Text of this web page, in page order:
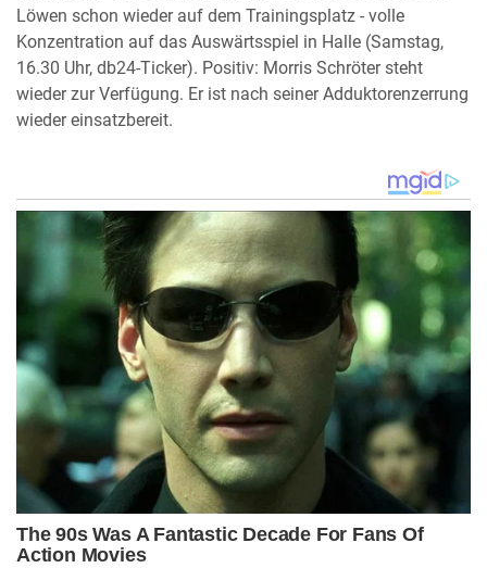
Löwen schon wieder auf dem Trainingsplatz - volle
Konzentration auf das Auswärtsspiel in Halle (Samstag,
16.30 Uhr, db24-Ticker). Positiv: Morris Schröter steht
wieder zur Verfügung. Er ist nach seiner Adduktorenzerrung
wieder einsatzbereit.